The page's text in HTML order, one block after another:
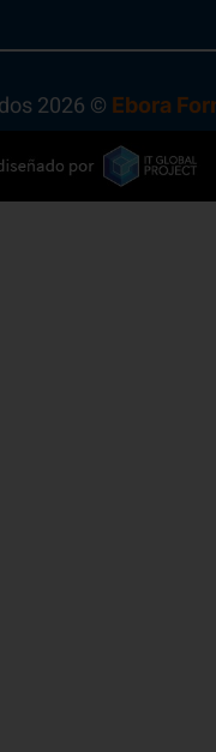
2026 © Ebora